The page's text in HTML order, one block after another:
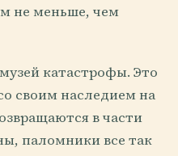
не меньше, чем
катастрофы. Это
своим наследием на
в части
паломники все так